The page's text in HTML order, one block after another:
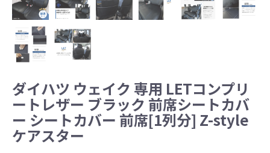
ダイハツ ウェイク 専用 LETコンプリ
ートレザー ブラック 前席シートカバ
ー シートカバー 前席[1列分] Z-style
ケアスター